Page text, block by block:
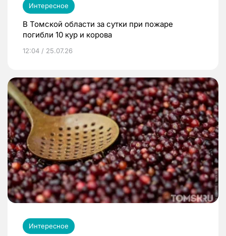
Интересное
В Томской области за сутки при пожаре
погибли 10 кур и корова
12:04 / 25.07.26
Интересное